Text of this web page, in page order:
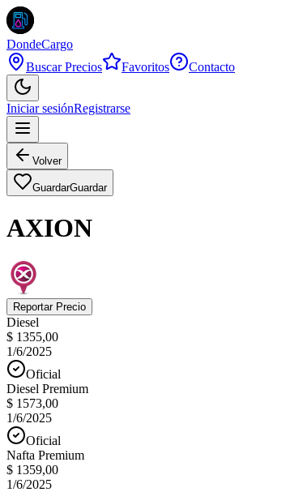
DondeCargo
Buscar Precios
Favoritos Contacto
Iniciar sesiónRegistrarse
Volver
GuardarGuardar
AXION
Reportar Precio
Diesel
$ 1355,00
1/6/2025
Oficial
Diesel Premium
$ 1573,00
1/6/2025
Oficial
Nafta Premium
$ 1359,00
1/6/2025